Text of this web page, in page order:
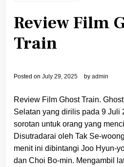
Review Film
Train
Posted on July 29, 2025 by admin
Review Film Ghost Train.
Selatan yang dirilis pada 9 Juli
sorotan untuk orang yang
Disutradarai oleh Tak Se-
menit ini dibintangi Joo Hyun-
dan Choi Bo-min. Mengambil